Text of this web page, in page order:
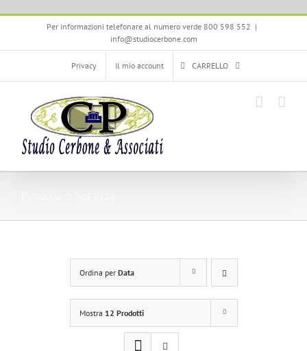
Salta
Per informazioni telefonare al numero verde 800 598 552 |
info@studiocerbone.com
Privacy Il mio account CARRELLO
Ordina per Data
Mostra 12 Prodotti